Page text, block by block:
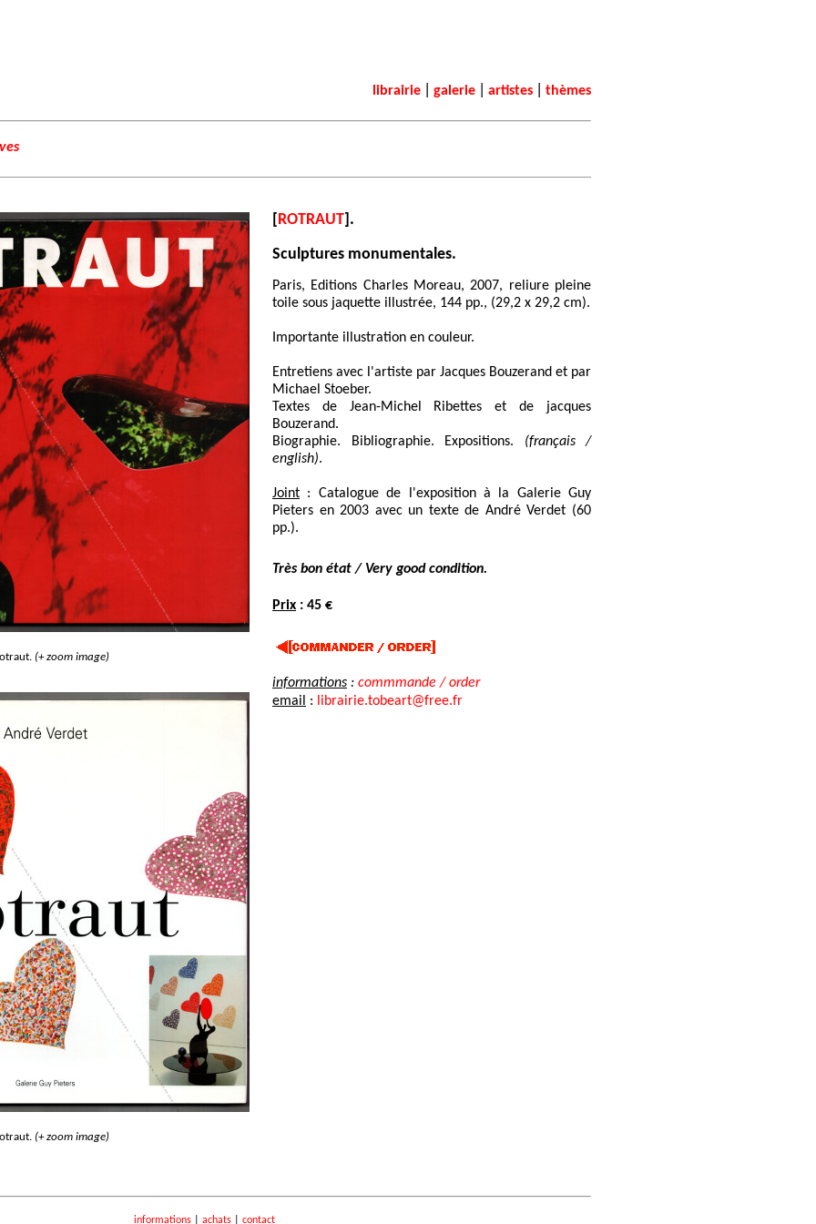
librairie galerie artistes thèmes
(+ zoom image)
(+ zoom image)
[ROTRAUT].
Sculptures monumentales.
Paris, Editions Charles Moreau, 2007, reliure pleine
toile sous jaquette illustrée, 144 pp., (29,2 x 29,2 cm).
Importante illustration en couleur.
Entretiens avec l'artiste par Jacques Bouzerand et par
Michael Stoeber.
Textes de Jean-Michel Ribettes et de jacques
Bouzerand.
Biographie. Bibliographie. Expositions. (français /
english).
Joint : Catalogue de l'exposition à la Galerie Guy
Pieters en 2003 avec un texte de André Verdet (60
pp.).
Très bon état / Very good condition.
Prix : 45 €
informations : commmande / order
email
: librairie.tobeart@free.fr
informations| achats| contact